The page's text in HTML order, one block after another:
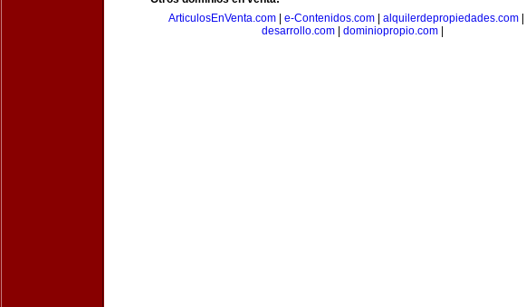
ArticulosEnVenta.com| e-Contenidos.com| alquilerdepropiedades.com|
desarrollo.com| dominiopropio.com|